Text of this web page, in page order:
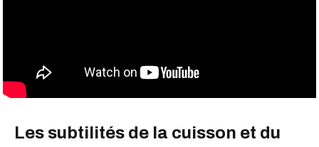
Les subtilités de la cuisson et du